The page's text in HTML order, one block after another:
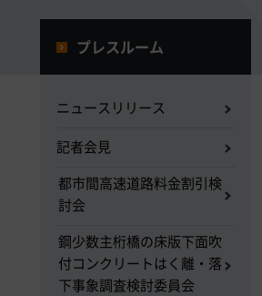
プレスルーム
ニュースリリース
記者会見
都市間高速道路料金割引検
討会
鋼少数主桁橋の床版下面吹
付コンクリートはく離・落
下事象調査検討委員会